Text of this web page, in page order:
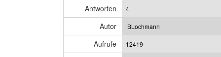
Antworten 4
Autor BLochmann
Aufrufe 12419